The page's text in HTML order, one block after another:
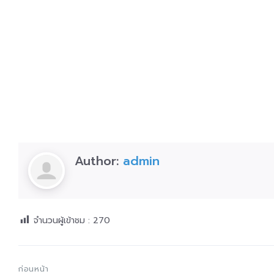
Author: admin
จำนวนผู้เข้าชม : 270
ก่อนหน้า